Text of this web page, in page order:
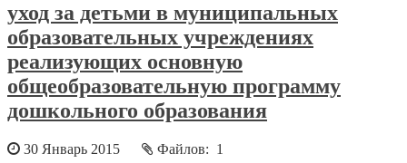
уход за детьми в муниципальных
образовательных учреждениях
реализующих основную
общеобразовательную программу
дошкольного образования
30 Январь 2015
Файлов: 1